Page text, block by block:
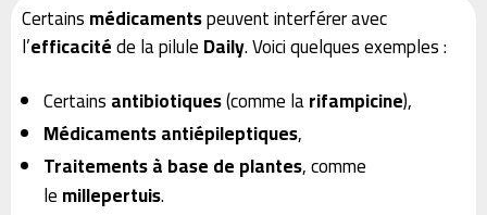
Certainsmédicamentspeuvent interférer avec
l’efficacitéde la piluleDaily. Voici quelques exemples :
Certainsantibiotiques(comme larifampicine),
Médicaments antiépileptiques,
Traitements à base de plantes, comme
lemillepertuis.